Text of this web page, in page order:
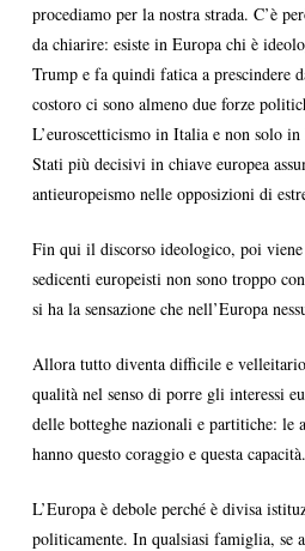
procediamo per la nostra strada. C’è
da chiarire: esiste in Europa chi è
Trump e fa quindi fatica a prescindere
costoro ci sono almeno due forze
L’euroscetticismo in Italia e non solo
Stati più decisivi in chiave europea
antieuropeismo nelle opposizioni di
Fin qui il discorso ideologico, poi
sedicenti europeisti non sono troppo
si ha la sensazione che nell’Europa
Allora tutto diventa difficile e
qualità nel senso di porre gli interessi
delle botteghe nazionali e partitiche: le
hanno questo coraggio e questa capacità.
L’Europa è debole perché è divisa
politicamente. In qualsiasi famiglia, se